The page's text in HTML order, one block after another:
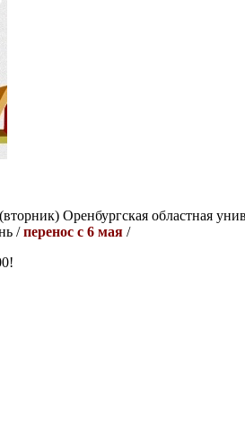
(вторник) Оренбургская областная
/перенос с 6 мая /